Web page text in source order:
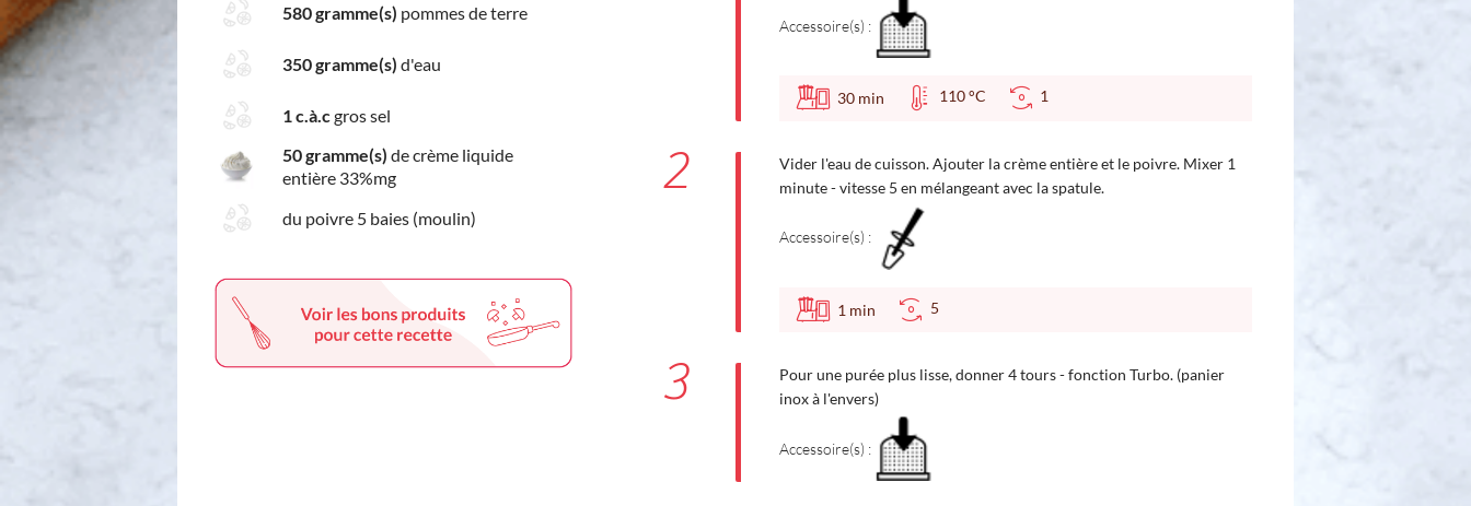
580 gramme(s) pommes de terre
350 gramme(s) d'eau
1 c.à.c gros sel
50 gramme(s) de crème liquide
entière 33%mg
du poivre 5 baies (moulin)
Accessoire(s) :
30 min 110 °C 1
2
Vider l'eau de cuisson. Ajouter la crème entière et le poivre. Mixer 1
minute - vitesse 5 en mélangeant avec la spatule.
Accessoire(s) :
1 min 5
3
Pour une purée plus lisse, donner 4 tours - fonction Turbo. (panier
inox à l'envers)
Accessoire(s) :